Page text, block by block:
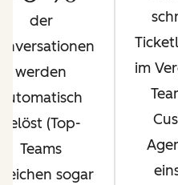
der
werden
automatisch
gelöst (Top-
Teams
sogar
im